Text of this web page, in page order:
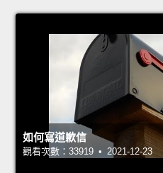
如何寫道歉信
觀看次數：33919 • 2021-12-23